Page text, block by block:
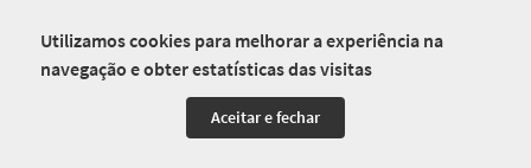
Utilizamos cookies para melhorar a experiência na
navegação e obter estatísticas das visitas
Aceitar e fechar